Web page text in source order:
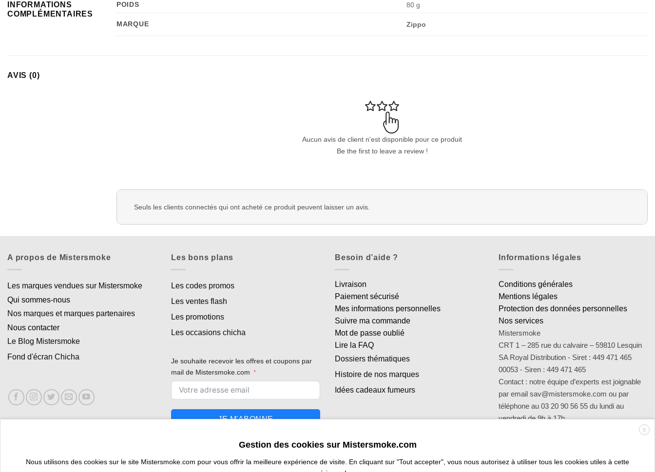
INFORMATIONS
COMPLÉMENTAIRES
POIDS 80 g
MARQUE Zippo
AVIS (0)
Aucun avis de client n'est disponible pour ce produit
Be the first to leave a review !
Seuls les clients connectés qui ont acheté ce produit peuvent laisser un avis.
A propos de Mistersmoke
Les marques vendues sur Mistersmoke
Qui sommes-nous
Nos marques et marques partenaires
Nous contacter
Le Blog Mistersmoke
Fond d'écran Chicha
Les bons plans
Les codes promos
Les ventes flash
Les promotions
Les occasions chicha
Je souhaite recevoir les offres et coupons par
mail de Mistersmoke.com
JE M'ABONNE
Besoin d’aide ?
Livraison
Paiement sécurisé
Mes informations personnelles
Suivre ma commande
Mot de passe oublié
Lire la FAQ
Dossiers thématiques
Histoire de nos marques
Idées cadeaux fumeurs
Informations légales
Conditions générales
Mentions légales
Protection des données personnelles
Nos services
Mistersmoke
CRT 1 – 285 rue du calvaire – 59810 Lesquin
SA Royal Distribution - Siret : 449 471 465
00053 - Siren : 449 471 465
Contact : notre équipe d’experts est joignable
par email sav@mistersmoke.com ou par
téléphone au 03 20 90 56 55 du lundi au
vendredi de 9h à 17h.
X
Gestion des cookies sur Mistersmoke.com
Nous utilisons des cookies sur le site Mistersmoke.com pour vous offrir la meilleure expérience de visite. En cliquant sur "Tout accepter", vous nous autorisez à utiliser tous les cookies utiles à cette